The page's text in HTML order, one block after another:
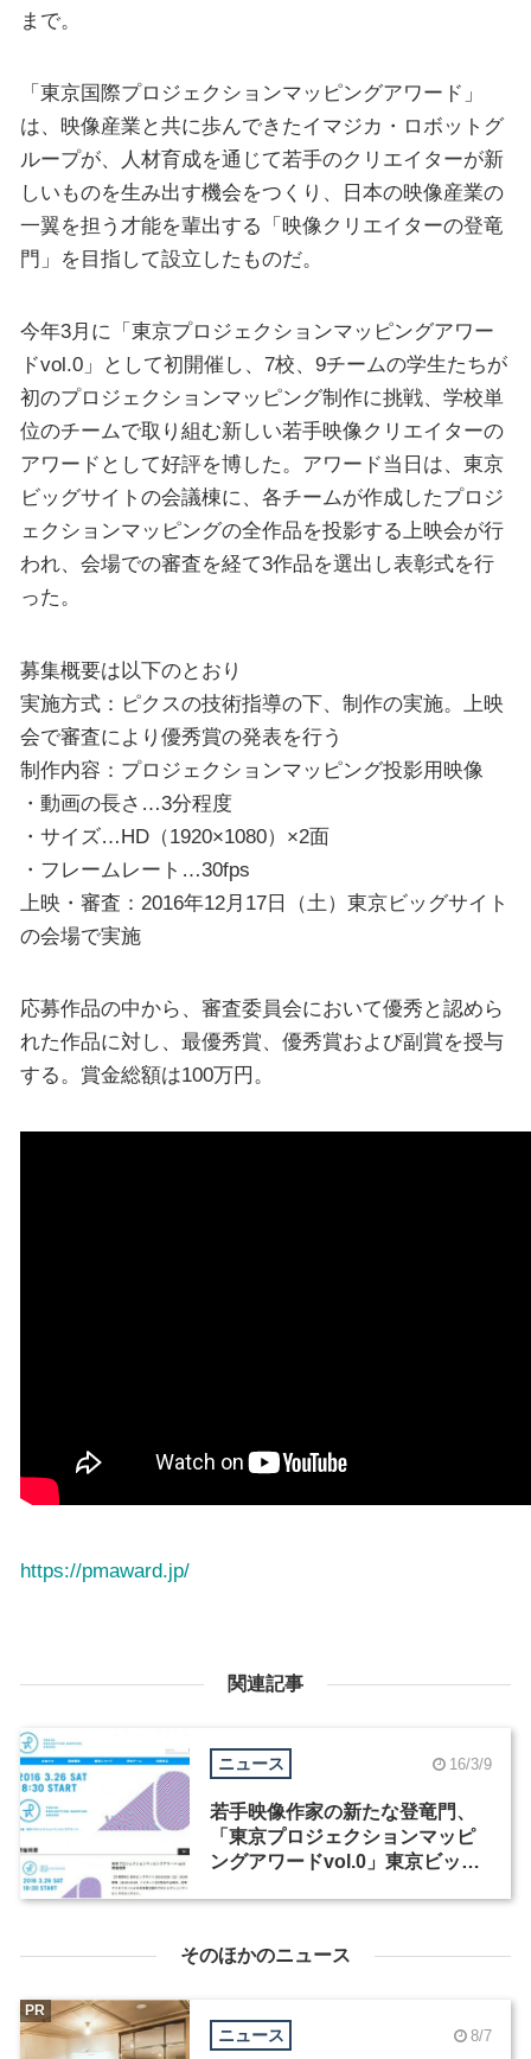
まで。
「東京国際プロジェクションマッピングアワード」
は、映像産業と共に歩んできたイマジカ・ロボットグ
ループが、人材育成を通じて若手のクリエイターが新
しいものを生み出す機会をつくり、日本の映像産業の
一翼を担う才能を輩出する「映像クリエイターの登竜
門」を目指して設立したものだ。
今年3月に「東京プロジェクションマッピングアワー
ドvol.0」として初開催し、7校、9チームの学生たちが
初のプロジェクションマッピング制作に挑戦、学校単
位のチームで取り組む新しい若手映像クリエイターの
アワードとして好評を博した。アワード当日は、東京
ビッグサイトの会議棟に、各チームが作成したプロジ
ェクションマッピングの全作品を投影する上映会が行
われ、会場での審査を経て3作品を選出し表彰式を行
った。
募集概要は以下のとおり
実施方式：ピクスの技術指導の下、制作の実施。上映
会で審査により優秀賞の発表を行う
制作内容：プロジェクションマッピング投影用映像
・動画の長さ…3分程度
・サイズ…HD（1920×1080）×2面
・フレームレート…30fps
上映・審査：2016年12月17日（土）東京ビッグサイト
の会場で実施
応募作品の中から、審査委員会において優秀と認めら
れた作品に対し、最優秀賞、優秀賞および副賞を授与
する。賞金総額は100万円。
https://pmaward.jp/
関連記事
ニュース 16/3/9
若手映像作家の新たな登竜門、
「東京プロジェクションマッピ
ングアワードvol.0」東京ビッグ
そのほかのニュース
ニュース 8/7
PR